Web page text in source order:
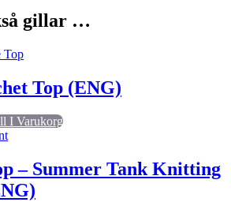
gillar …
Top (ENG)
I Varukorg
– Summer Tank Knitting